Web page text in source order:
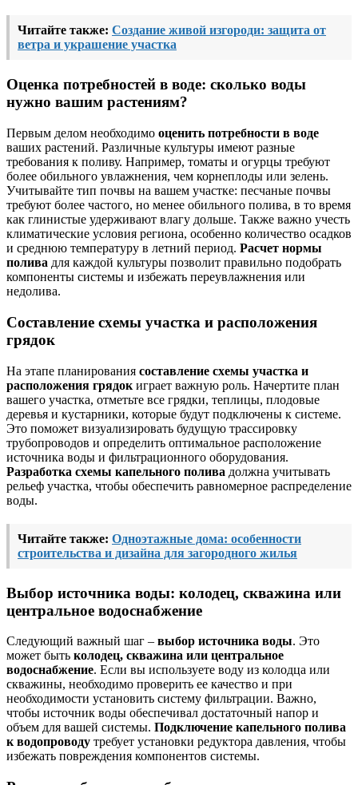
Читайте также: Создание живой изгороди: защита от
ветра и украшение участка
Оценка потребностей в воде: сколько воды
нужно вашим растениям?
Первым делом необходимо оценить потребности в воде
ваших растений. Различные культуры имеют разные
требования к поливу. Например, томаты и огурцы требуют
более обильного увлажнения, чем корнеплоды или зелень.
Учитывайте тип почвы на вашем участке: песчаные почвы
требуют более частого, но менее обильного полива, в то время
как глинистые удерживают влагу дольше. Также важно учесть
климатические условия региона, особенно количество осадков
и среднюю температуру в летний период. Расчет нормы
полива для каждой культуры позволит правильно подобрать
компоненты системы и избежать переувлажнения или
недолива.
Составление схемы участка и расположения
грядок
На этапе планирования составление схемы участка и
расположения грядок играет важную роль. Начертите план
вашего участка, отметьте все грядки, теплицы, плодовые
деревья и кустарники, которые будут подключены к системе.
Это поможет визуализировать будущую трассировку
трубопроводов и определить оптимальное расположение
источника воды и фильтрационного оборудования.
Разработка схемы капельного полива должна учитывать
рельеф участка, чтобы обеспечить равномерное распределение
воды.
Читайте также: Одноэтажные дома: особенности
строительства и дизайна для загородного жилья
Выбор источника воды: колодец, скважина или
центральное водоснабжение
Следующий важный шаг – выбор источника воды. Это
может быть колодец, скважина или центральное
водоснабжение. Если вы используете воду из колодца или
скважины, необходимо проверить ее качество и при
необходимости установить систему фильтрации. Важно,
чтобы источник воды обеспечивал достаточный напор и
объем для вашей системы. Подключение капельного полива
к водопроводу требует установки редуктора давления, чтобы
избежать повреждения компонентов системы.